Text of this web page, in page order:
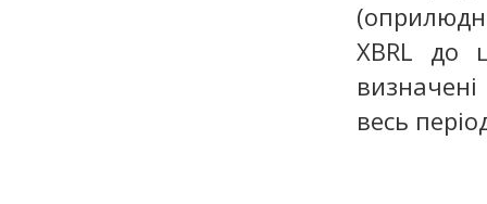
XBRL до
весь